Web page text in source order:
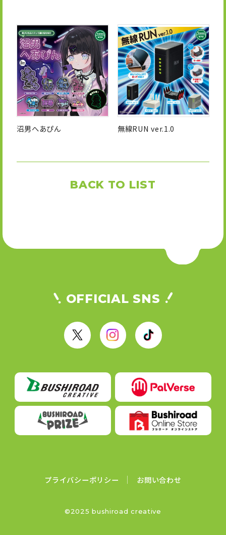
沼男へあぴん 無線RUN ver.1.0
BACK TO LIST
OFFICIAL SNS
X
a
m
T
k
プライバシーポリシー お問い合わせ
©2025 bushiroad creative